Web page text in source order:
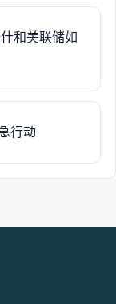
和美联储如
行动